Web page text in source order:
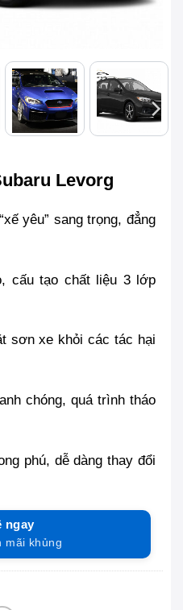
Levorg
yêu” sang trọng, đẳng
cấu tạo chất liệu 3 lớp
sơn xe khỏi các tác hại
chóng, quá trình tháo
phú, dễ dàng thay đổi
ngay
mãi khủng